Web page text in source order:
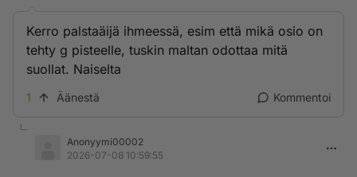
Kerro palstaäijä ihmeessä, esim että mikä osio on
tehty g pisteelle, tuskin maltan odottaa mitä
suollat. Naiselta
1 Äänestä Kommentoi
Anonyymi00002
2026-07-08 10:59:55